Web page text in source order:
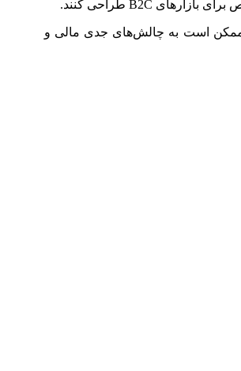
است به چالش‌های جدی مالی و